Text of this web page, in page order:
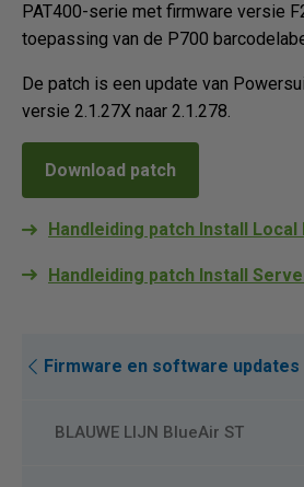
Firmware en software updates
BLAUWE LIJN BlueAir ST
PAT400-serie met firmware versie
toepassing van de P700
De patch is een update van
versie 2.1.27X naar 2.1.278.
Download patch
Handleiding patch Install Local
Handleiding patch Install